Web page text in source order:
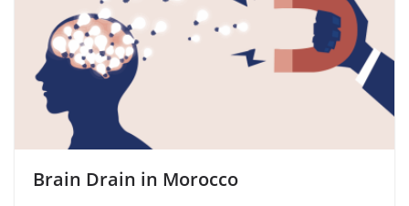
Brain Drain in Morocco